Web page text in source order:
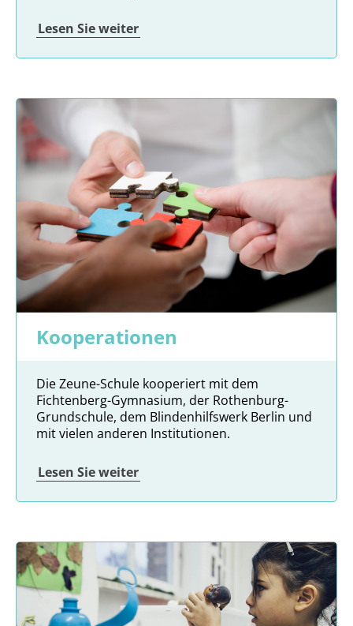
Lesen Sie weiter
Kooperationen
Die Zeune-Schule kooperiert mit dem
Fichtenberg-Gymnasium, der Rothenburg-
Grundschule, dem Blindenhilfswerk Berlin und
mit vielen anderen Institutionen.
Lesen Sie weiter